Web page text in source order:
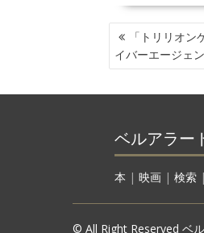
投
稿
ナ
ゲ
シ
ョ
ン
「トリリオ
イバーエージェ
ベルアラー
本 | 映画| 検索|
© All Right Reserved ベ